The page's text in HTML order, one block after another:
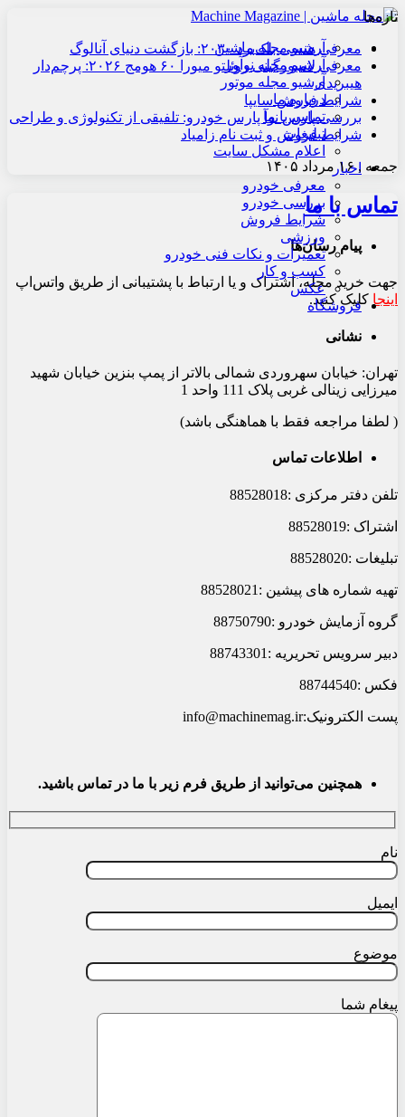
آرشیو مجله ماشین
آرشیو مجله نوآور
آرشیو مجله موتور
درباره ما
تماس با ما
تبلیغات
اعلام مشکل سایت
اخبار
معرفی خودرو
بررسی خودرو
شرایط فروش
ورزشی
تعمیرات و نکات فنی خودرو
کسب و کار
عکس
فروشگاه
تازه‌ها
معرفی هنسی بلک‌برد ۲۰۳۰: بازگشت دنیای آنالوگ
معرفی لامبورگینی روئلتو میورا ۶۰ هومج ۲۰۲۶: پرچم‌دار
هیبریدی
شرایط فروش سایپا
بررسی پارس نوآ پارس خودرو: تلفیقی از تکنولوژی و طراحی
شرایط فروش و ثبت نام زامیاد
جمعه , ۱۶ مرداد ۱۴۰۵
تماس با ما
پیام رسان‌ها
جهت خرید مجله، اشتراک و یا ارتباط با پشتیبانی از طریق واتس‌اپ
اینجا کلیک کنید.
نشانی
تهران: خیابان سهروردی شمالی بالاتر از پمپ بنزین خیابان شهید
میرزایی زینالی غربی پلاک 111 واحد 1
( لطفا مراجعه فقط با هماهنگی باشد)
اطلاعات تماس
تلفن دفتر مرکزی :88528018
اشتراک :88528019
تبلیغات :88528020
تهیه شماره های پیشین :88528021
گروه آزمایش خودرو :88750790
دبیر سرویس تحریریه :88743301
فکس :88744540
پست الکترونیک:info@machinemag.ir
همچنین می‌توانید از طریق فرم زیر با ما در تماس باشید.
نام
ایمیل
موضوع
پیغام شما